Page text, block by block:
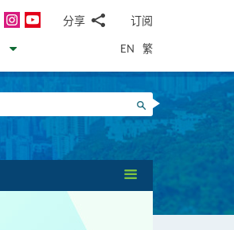
InstagramYouTube分享
邮WhatsApp
微
信
面
书Twitter
LinkedIn
微
博
订阅
EN 繁
搜寻